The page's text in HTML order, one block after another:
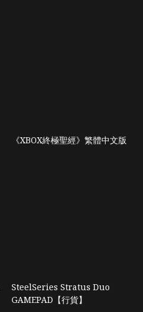
《XBOX終極聖經》繁體中文版
SteelSeries Stratus Duo
GAMEPAD【行貨】